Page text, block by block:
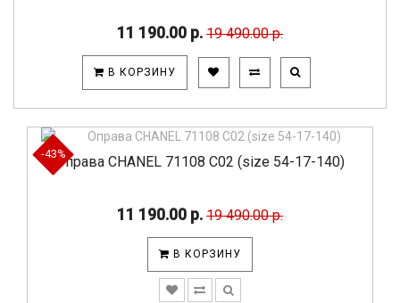
11 190.00 р. 19 490.00 р.
В КОРЗИНУ
-43%Оправа CHANEL 71108 C02 (size 54-17-140)
11 190.00 р. 19 490.00 р.
В КОРЗИНУ